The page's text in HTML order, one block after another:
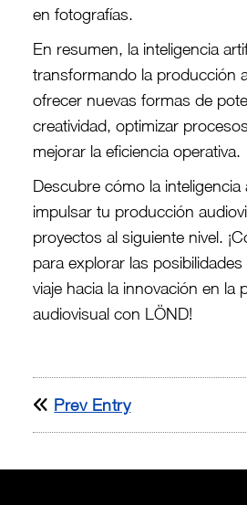
en fotografías.
En resumen, la inteligencia
transformando la producción
ofrecer nuevas formas de
creatividad, optimizar
mejorar la eficiencia operativa.
Descubre cómo la inteligencia
impulsar tu producción
proyectos al siguiente nivel.
para explorar las
viaje hacia la innovación en la
audiovisual con LÖND!
Prev Entry